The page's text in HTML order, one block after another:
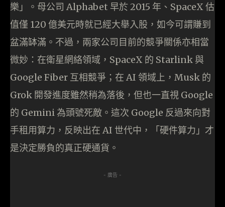
樂」。母公司 Alphabet 早於 2015 年、SpaceX 估
值僅 120 億美元時就已經大舉入股，如今可謂賺到
盆滿缽滿。不過，兩家公司目前的競爭關係亦相當
微妙：在衛星網絡領域，SpaceX 的 Starlink 與
Google Fiber 互相競爭；在 AI 領域上，Musk 的
Grok 開發進度雖然稍為落後，但也一直視 Google
的 Gemini 為頭號死敵。這次 Google 反過來向對
手租用算力，反映出在 AI 世代中，「硬件算力」才
是決定勝負的真正硬通貨。
- 廣告 -